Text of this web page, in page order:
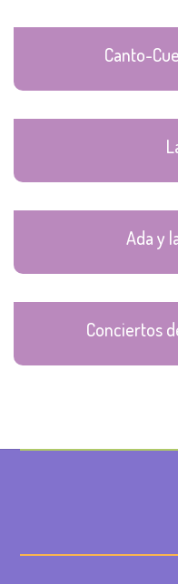
Canto-
Ada y
Conciertos